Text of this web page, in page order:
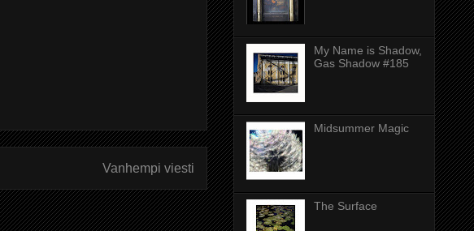
Vanhempi viesti
My Name is Shadow,
Gas Shadow #185
Midsummer Magic
The Surface